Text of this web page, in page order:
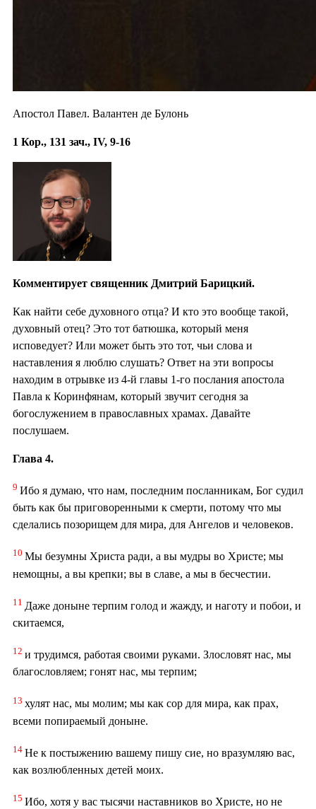
Апостол Павел. Валантен де Булонь
1 Кор., 131 зач., IV, 9-16
Комментирует священник Дмитрий Барицкий.
Как найти себе духовного отца? И кто это вообще такой,
духовный отец? Это тот батюшка, который меня
исповедует? Или может быть это тот, чьи слова и
наставления я люблю слушать? Ответ на эти вопросы
находим в отрывке из 4-й главы 1-го послания апостола
Павла к Коринфянам, который звучит сегодня за
богослужением в православных храмах. Давайте
послушаем.
Глава 4.
9 Ибо я думаю, что нам, последним посланникам, Бог судил
быть как бы приговоренными к смерти, потому что мы
сделались позорищем для мира, для Ангелов и человеков.
10 Мы безумны Христа ради, а вы мудры во Христе; мы
немощны, а вы крепки; вы в славе, а мы в бесчестии.
11 Даже доныне терпим голод и жажду, и наготу и побои, и
скитаемся,
12 и трудимся, работая своими руками. Злословят нас, мы
благословляем; гонят нас, мы терпим;
13 хулят нас, мы молим; мы как сор для мира, как прах,
всеми попираемый доныне.
14 Не к постыжению вашему пишу сие, но вразумляю вас,
как возлюбленных детей моих.
15 Ибо, хотя у вас тысячи наставников во Христе, но не